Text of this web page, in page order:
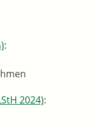
:
2024):